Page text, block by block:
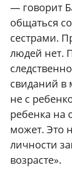
— говорит
общаться
сестрами.
людей нет.
свиданий в
не с
ребенка на
может. Это
личности
возрасте».